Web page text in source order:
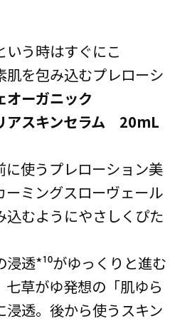
う時はすぐにこ
包み込むプレローシ
オーガニック
アスキンセラム 20mL
に使うプレローション美
ーミングスローヴェール
込むようにやさしくぴた
透*¹⁰がゆっくりと進む
草がゆ発想の「肌ゆら
浸透。後から使うスキン